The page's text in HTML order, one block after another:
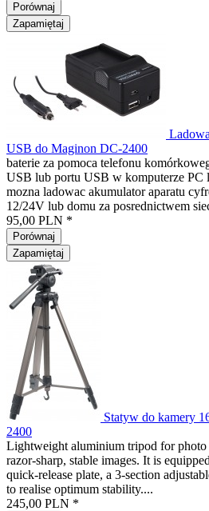
Porównaj
Zapamiętaj
USB do Maginon DC-2400
baterie za pomoca telefonu
USB lub portu USB w komputerze PC
mozna ladowac akumulator aparatu
12/24V lub domu za posrednictwem
95,00 PLN *
Porównaj
Zapamiętaj
Statyw do kamery
2400
Lightweight aluminium tripod for photo
razor-sharp, stable images. It is
quick-release plate, a 3-section
to realise optimum stability....
245,00 PLN *